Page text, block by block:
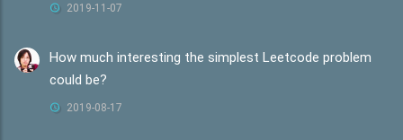
2019-11-07
How much interesting the simplest Leetcode problem
could be?
2019-08-17